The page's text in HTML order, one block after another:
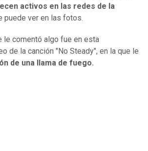
activos en las redes de la
puede ver en las fotos.
le comentó algo fue en esta
de la canción "No Steady", en la que le
de una llama de fuego.